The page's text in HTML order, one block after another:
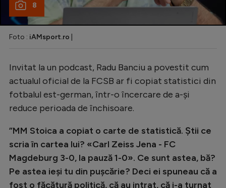
8
Foto : iAMsport.ro
Invitat la un podcast, Radu Banciu a povestit cum
actualul oficial de la FCSB ar fi copiat statistici din
fotbalul est-german, într-o încercare de a-și
reduce perioada de închisoare.
”MM Stoica a copiat o carte de statistică. Știi ce
scria în cartea lui? «Carl Zeiss Jena - FC
Magdeburg 3-0, la pauză 1-0». Ce sunt astea, bă?
Pe astea ieși tu din pușcărie? Deci ei spuneau că a
fost o făcătură politică, că au intrat, că i-a turnat